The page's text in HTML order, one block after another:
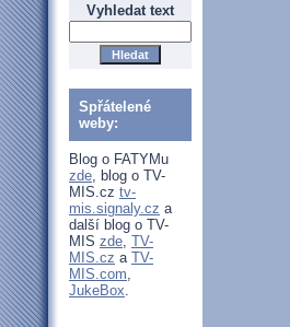
Vyhledat text
Spřátelené
weby:
Blog o FATYMu
zde, blog o TV-
MIS.cz tv-
mis.signaly.cz a
další blog o TV-
MIS zde, TV-
MIS.cz a TV-
MIS.com,
JukeBox.